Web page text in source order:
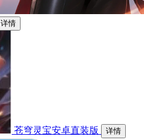
详情
苍穹灵宝安卓直装版 详情